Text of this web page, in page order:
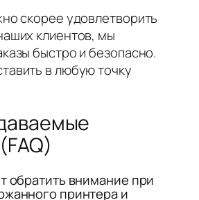
скорее удовлетворить
клиентов, мы
быстро и безопасно.
в любую точку
обратить внимание при
принтера и